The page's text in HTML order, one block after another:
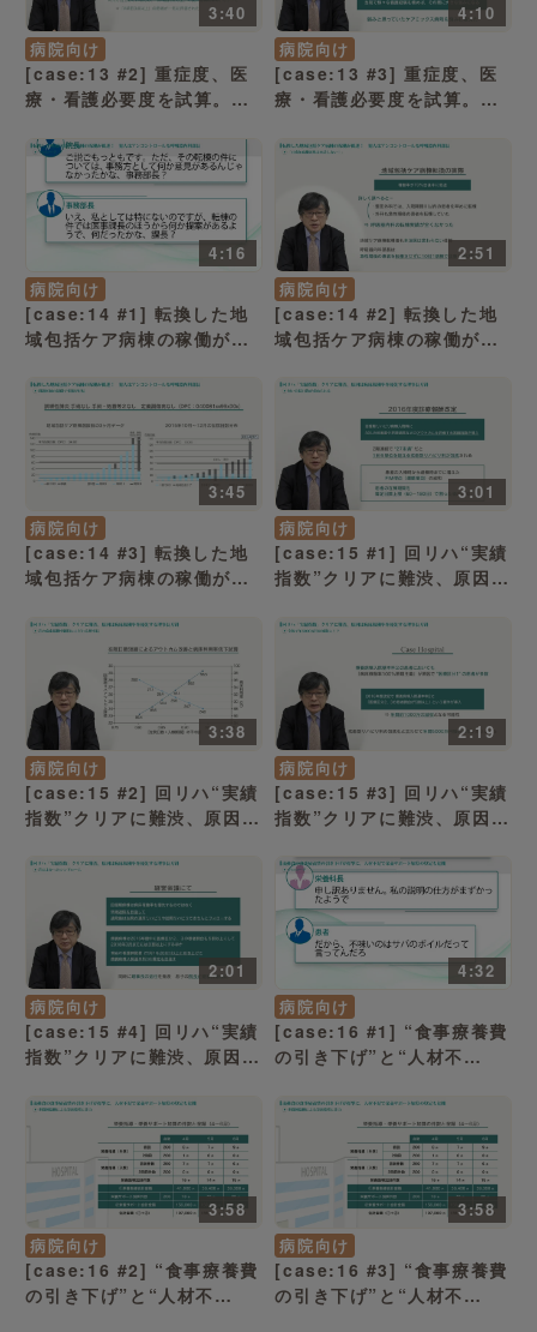
3:40
病院向け
[case:13 #2] 重症度、医
療・看護必要度を試算。予
で、わずか2.1％のアップに
とどまる」（病院経営ケー
ススタディー）
4:10
病院向け
[case:13 #3] 重症度、医
療・看護必要度を試算。予
床の転換は避けて通れず」
（病院経営ケーススタディ
ー）
4:16
病院向け
[case:14 #1] 転換した地
域包括ケア病棟の稼働が低
地域包括ケア病棟への転換
で “純益” に」（病院経営
ケーススタディー）
2:51
病院向け
[case:14 #2] 転換した地
域包括ケア病棟の稼働が低
病棟”以外は回診しない」
（病院経営ケーススタディ
ー）
3:45
病院向け
[case:14 #3] 転換した地
域包括ケア病棟の稼働が低
の退職で事態が好転」（病
院経営ケーススタディー）
3:01
病院向け
[case:15 #1] 回リハ“実績
指数”クリアに難渋、原因は
長方針「短い在院日数が求
められる」（病院経営ケー
ススタディー）
3:38
病院向け
[case:15 #2] 回リハ“実績
指数”クリアに難渋、原因は
長方針「昔の病床稼働率維
持にこだわる理事長」（病
院経営ケーススタディー）
2:19
病院向け
[case:15 #3] 回リハ“実績
指数”クリアに難渋、原因は
長方針「全体で年5000万円
の減収に!?」（病院経営ケ
ーススタディー）
2:01
病院向け
[case:15 #4] 回リハ“実績
指数”クリアに難渋、原因は
長方針「昔はよかったシン
ドローム」（病院経営ケー
ススタディー）
4:32
病院向け
[case:16 #1] “食事療養費
の引き下げ”と“人材不
危機「値上げしたのに魚が
まずい！」（病院経営ケー
ススタディー）
3:58
病院向け
[case:16 #2] “食事療養費
の引き下げ”と“人材不
3:58
病院向け
[case:16 #3] “食事療養費
の引き下げ”と“人材不